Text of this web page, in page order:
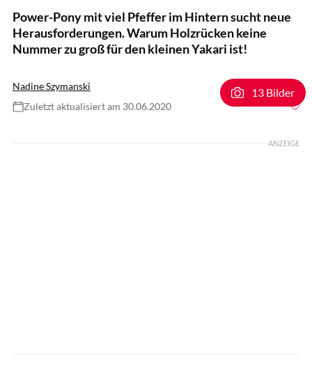
Power-Pony mit viel Pfeffer im Hintern sucht neue
Herausforderungen. Warum Holzrücken keine
Nummer zu groß für den kleinen Yakari ist!
Nadine Szymanski
Zuletzt aktualisiert am 30.06.2020
13 Bilder
ANZEIGE